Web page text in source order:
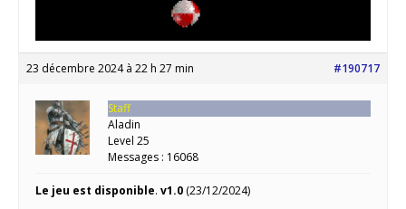
23 décembre 2024 à 22 h 27 min #190717
Staff
Aladin
Level 25
Messages : 16068
Le jeu est disponible. v1.0 (23/12/2024)